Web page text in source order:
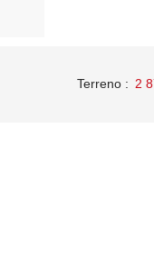
Terreno : 2